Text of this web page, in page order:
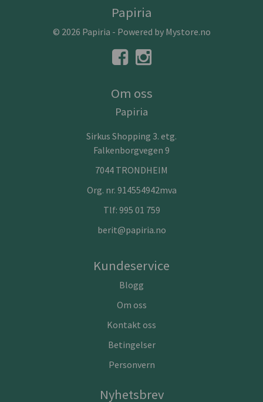
Papiria
© 2026 Papiria - Powered by Mystore.no
Om oss
Papiria
Sirkus Shopping 3. etg.
Falkenborgvegen 9
7044 TRONDHEIM
Org. nr. 914554942mva
Tlf: 995 01 759
berit@papiria.no
Kundeservice
Blogg
Om oss
Kontakt oss
Betingelser
Personvern
Nyhetsbrev